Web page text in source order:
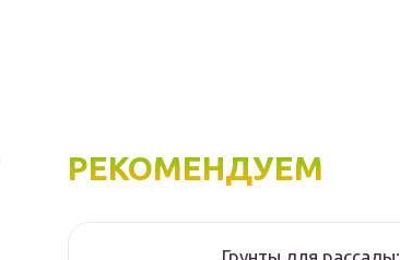
РЕКОМЕНДУЕМ